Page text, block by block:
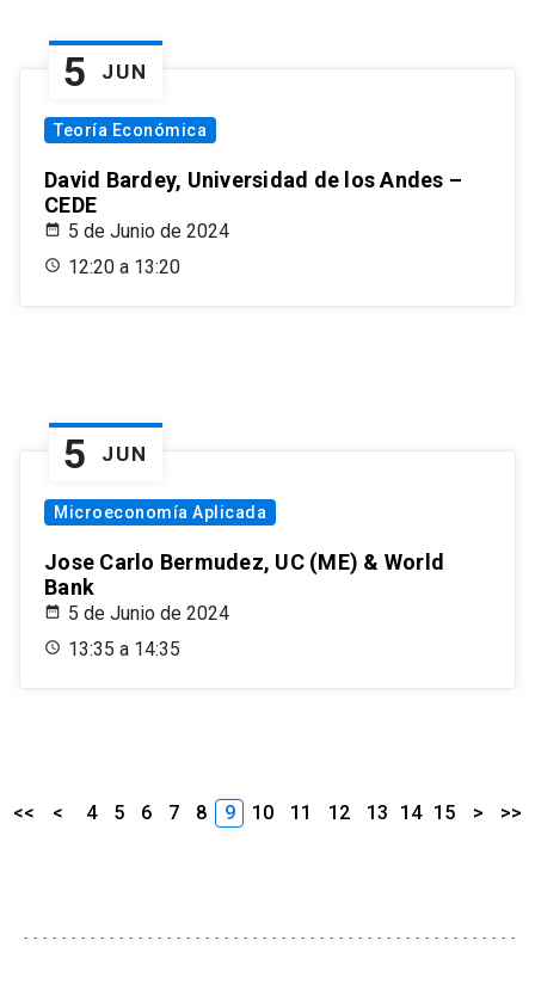
5 JUN
Teoría Económica
David Bardey, Universidad de los Andes –
CEDE
5 de Junio de 2024
12:20 a 13:20
5 JUN
Microeconomía Aplicada
Jose Carlo Bermudez, UC (ME) & World
Bank
5 de Junio de 2024
13:35 a 14:35
<< < 4 5 6 7 8 9 10 11 12 13 14 15 > >>